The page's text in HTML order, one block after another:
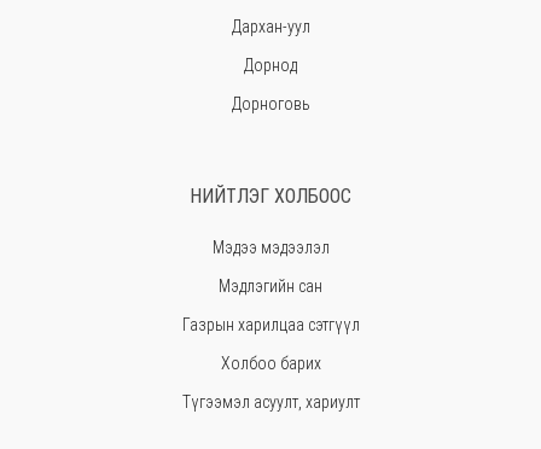
Дархан-уул
Дорнод
Дорноговь
Хэнтий
Ховд
Хөвсгөл
Орхон
Сэлэнгэ
НИЙТЛЭГ ХОЛБООС
Мэдээ мэдээлэл
Мэдлэгийн сан
Газрын харилцаа сэтгүүл
Холбоо барих
Түгээмэл асуулт, хариулт